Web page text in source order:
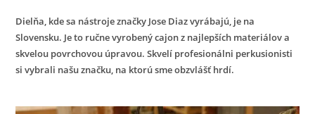
Dielňa, kde sa nástroje značky Jose Diaz vyrábajú, je na
Slovensku. Je to ručne vyrobený cajon z najlepších materiálov a
skvelou povrchovou úpravou. Skvelí profesionálni perkusionisti
si vybrali našu značku, na ktorú sme obzvlášť hrdí.